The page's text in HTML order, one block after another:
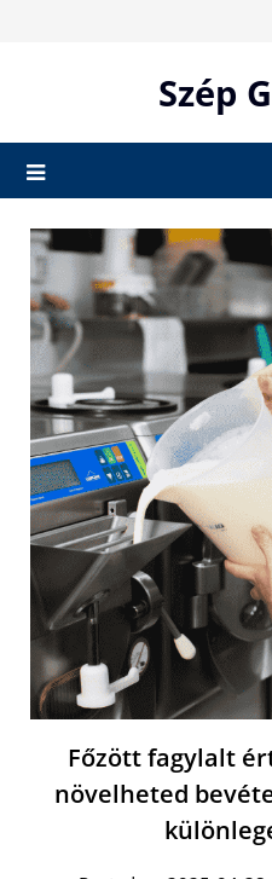
Szép
Főzött fagylalt
növelheted